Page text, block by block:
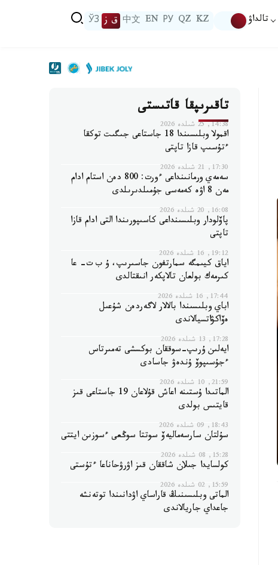
تالداۋ KZ
QZ
РУ
EN
中文 ق ز ЎЗ
تاقىرىپقا قاتىستى
14:38, 25 شىلدە 2026
اقمولا وبلىسىندا 18 جاستاعى جىگىت توكقا
ءتۇسىپ قازا تاپتى
17:30, 21 شىلدە 2026
سەمەي ورمانىنداعى ءورت: 800 دەن استام ادام
مەن 8 اۋە كەمەسى جۇمىلدىرىلدى
16:08, 20 شىلدە 2026
پاۆلودار وبلىسىنداعى كاسىپورىندا التى ادام قازا
تاپتى
19:12, 16 شىلدە 2026
اياق كيىمگە سمارتفون جاسىرىپ، ۇ ب ت- عا
كىرمەك بولعان تالاپكەر انىقتالدى
17:44, 16 شىلدە 2026
اباي وبلىسىندا بالالار لاگەردەن شۇعىل
ەۆاكۋاتسيالاندى
17:28, 13 شىلدە 2026
ايەلىن ۇرىپ-سوققان بوكسشى تەمىرتاس
ءجۇسىپوۆ ۇندەۋ جاسادى
21:59, 10 شىلدە 2026
الماتىدا ۇستىنە اعاش قۇلاعان 19 جاستاعى قىز
قايتىس بولدى
18:43, 09 شىلدە 2026
سۇلتان سارسەماليەۆ سوتتا سوڭعى ءسوزىن ايتتى
15:28, 08 شىلدە 2026
كولسايدا جىلان شاققان قىز اۋرۋحاناعا ءتۇستى
15:59, 02 شىلدە 2026
الماتى وبلىسىنىڭ قاراساي اۋدانىندا توتەنشە
جاعداي جاريالاندى